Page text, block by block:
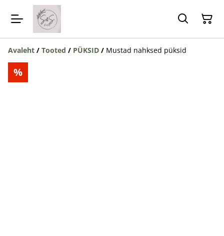
Avaleht / Tooted / PÜKSID / Mustad nahksed püksid
%